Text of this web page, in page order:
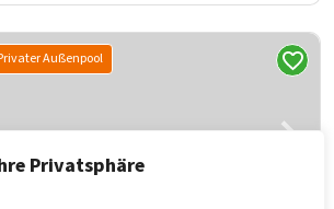
Privatsphäre
Außenpool